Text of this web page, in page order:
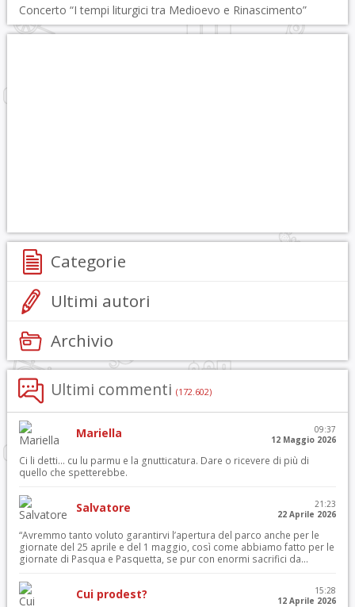
Concerto “I tempi liturgici tra Medioevo e Rinascimento”
Categorie
Ultimi autori
Archivio
Ultimi commenti (172.602)
Mariella
09:37
12 Maggio 2026
Ci li detti… cu lu parmu e la gnutticatura. Dare o ricevere di più di
quello che spetterebbe.
Salvatore
21:23
22 Aprile 2026
“Avremmo tanto voluto garantirvi l’apertura del parco anche per le
giornate del 25 aprile e del 1 maggio, così come abbiamo fatto per le
giornate di Pasqua e Pasquetta, se pur con enormi sacrifici da...
Cui prodest?
15:28
12 Aprile 2026